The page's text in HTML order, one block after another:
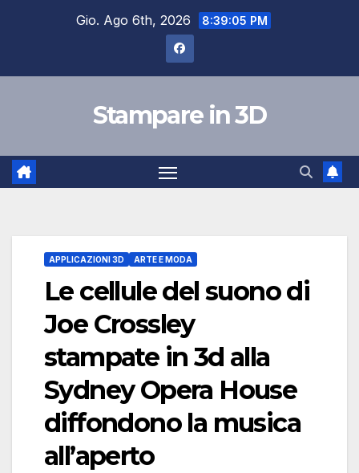
Gio. Ago 6th, 2026 8:39:06 PM
Stampare in 3D
APPLICAZIONI 3D ARTE E MODA
Le cellule del suono di
Joe Crossley
stampate in 3d alla
Sydney Opera House
diffondono la musica
all’aperto